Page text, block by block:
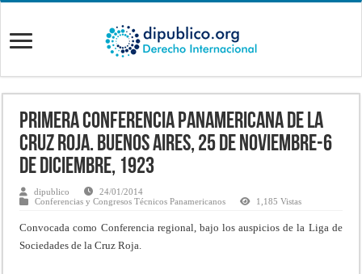
Primera Conferencia Panamericana de la
Cruz Roja. Buenos Aires, 25 de Noviembre-6
de Diciembre, 1923
dipublico
24/01/2014
Conferencias y Congresos Técnicos Panamericanos
1,185 Vistas
Convocada como Conferencia regional, bajo los auspicios de la Liga de
Sociedades de la Cruz Roja.